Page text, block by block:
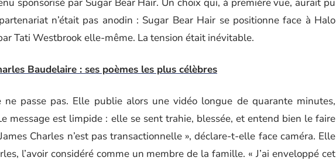
n’était pas anodin : Sugar Bear Hair se positionne face à Halo
Tati Westbrook elle-même. La tension était inévitable.
Baudelaire : ses poèmes les plus célèbres
passe pas. Elle publie alors une vidéo longue de quarante minutes,
message est limpide : elle se sent trahie, blessée, et entend bien le faire
Charles n’est pas transactionnelle », déclare-t-elle face caméra. Elle
l’avoir considéré comme un membre de la famille. « J’ai enveloppé cet